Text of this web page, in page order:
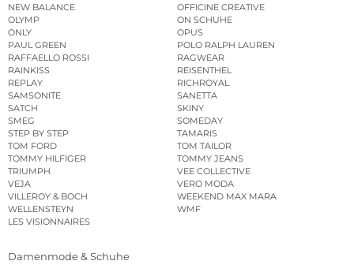
NEW BALANCE
OFFICINE CREATIVE
OLYMP
ON SCHUHE
ONLY
OPUS
PAUL GREEN
POLO RALPH LAUREN
RAFFAELLO ROSSI
RAGWEAR
RAINKISS
REISENTHEL
REPLAY
RICHROYAL
SAMSONITE
SANETTA
SATCH
SKINY
SMEG
SOMEDAY
STEP BY STEP
TAMARIS
TOM FORD
TOM TAILOR
TOMMY HILFIGER
TOMMY JEANS
TRIUMPH
VEE COLLECTIVE
VEJA
VERO MODA
VILLEROY & BOCH
WEEKEND MAX MARA
WELLENSTEYN
WMF
LES VISIONNAIRES
Damenmode & Schuhe